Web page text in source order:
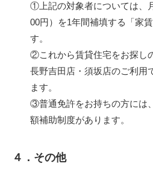
①上記の対象者については、
00円）を1年間補填する「家
す。
②これから賃貸住宅をお探し
長野吉田店・須坂店のご利用
ます。
③普通免許をお持ちの方には
額補助制度があります。
４．その他